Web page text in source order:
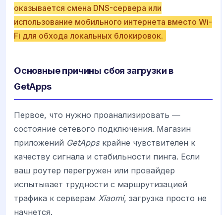
оказывается смена DNS-сервера или
использование мобильного интернета вместо Wi-
Fi для обхода локальных блокировок.
Основные причины сбоя загрузки в
GetApps
Первое, что нужно проанализировать —
состояние сетевого подключения. Магазин
приложений GetAppsкрайне чувствителен к
качеству сигнала и стабильности пинга. Если
ваш роутер перегружен или провайдер
испытывает трудности с маршрутизацией
трафика к серверам Xiaomi, загрузка просто не
начнется.